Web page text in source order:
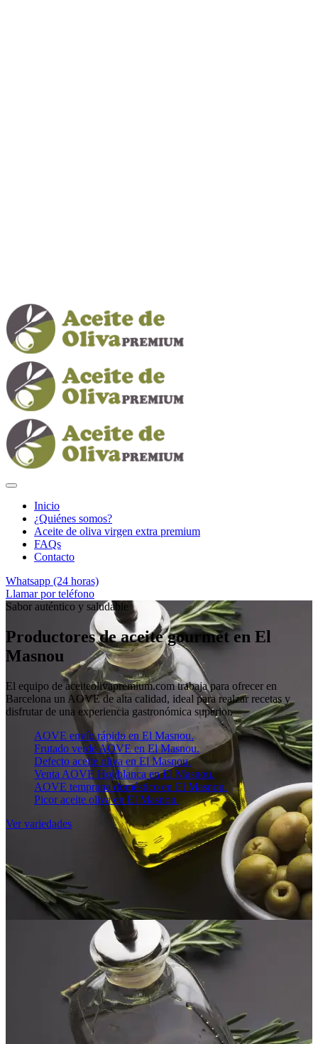
Inicio
¿Quiénes somos?
Aceite de oliva virgen extra premium
FAQs
Contacto
Whatsapp (24 horas)
Llamar por teléfono
Sabor auténtico y saludable
Productores de aceite gourmet en El
Masnou
El equipo de aceiteolivapremium.com trabaja para ofrecer en
Barcelona un AOVE de alta calidad, ideal para realzar recetas y
disfrutar de una experiencia gastronómica superior.
AOVE envío rápido en El Masnou.
Frutado verde AOVE en El Masnou.
Defecto aceite oliva en El Masnou.
Venta AOVE Hojiblanca en El Masnou.
AOVE temprana doméstico en El Masnou.
Picor aceite oliva en El Masnou.
Ver variedades